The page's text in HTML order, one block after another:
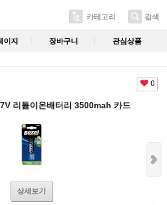
카테고리 검색
이지 장바구니 관심상품
0
리튬이온배터리 3500mah 카드
상세보기